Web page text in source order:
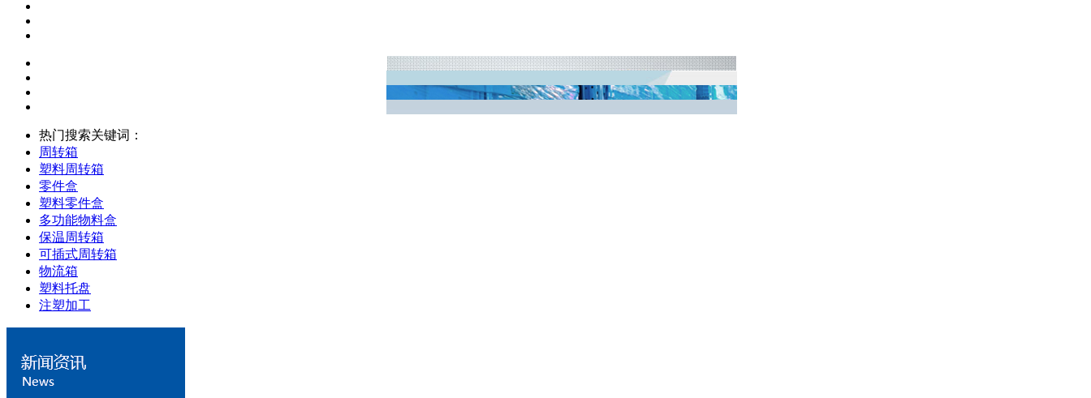
热门搜索关键词：
周转箱
塑料周转箱
零件盒
塑料零件盒
多功能物料盒
保温周转箱
可插式周转箱
物流箱
塑料托盘
注塑加工